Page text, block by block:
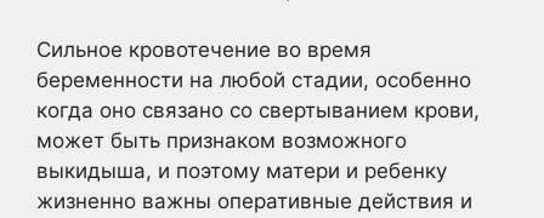
Сильное кровотечение во время
беременности на любой стадии, особенно
когда оно связано со свертыванием крови,
может быть признаком возможного
выкидыша, и поэтому матери и ребенку
жизненно важны оперативные действия и